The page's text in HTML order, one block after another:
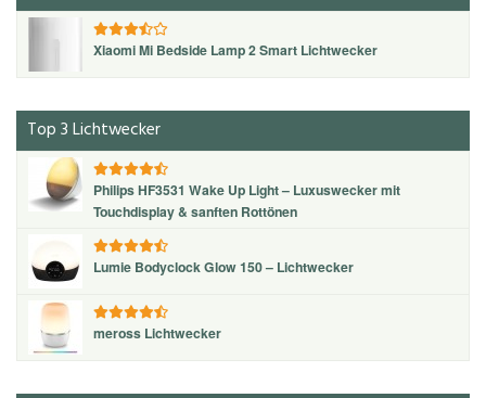
Xiaomi Mi Bedside Lamp 2 Smart Lichtwecker
Top 3 Lichtwecker
Philips HF3531 Wake Up Light – Luxuswecker mit
Touchdisplay & sanften Rottönen
Lumie Bodyclock Glow 150 – Lichtwecker
meross Lichtwecker